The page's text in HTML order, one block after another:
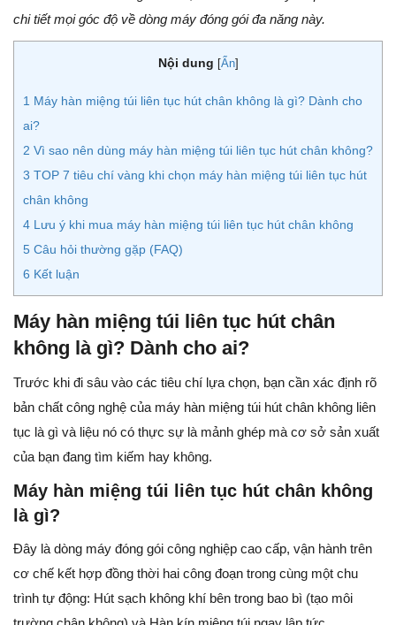
chi tiết mọi góc độ về dòng máy đóng gói đa năng này.
Nội dung [Ẩn]
1 Máy hàn miệng túi liên tục hút chân không là gì? Dành cho
ai?
2 Vì sao nên dùng máy hàn miệng túi liên tục hút chân không?
3 TOP 7 tiêu chí vàng khi chọn máy hàn miệng túi liên tục hút
chân không
4 Lưu ý khi mua máy hàn miệng túi liên tục hút chân không
5 Câu hỏi thường gặp (FAQ)
6 Kết luận
Máy hàn miệng túi liên tục hút chân
không là gì? Dành cho ai?
Trước khi đi sâu vào các tiêu chí lựa chọn, bạn cần xác định rõ
bản chất công nghệ của máy hàn miệng túi hút chân không liên
tục là gì và liệu nó có thực sự là mảnh ghép mà cơ sở sản xuất
của bạn đang tìm kiếm hay không.
Máy hàn miệng túi liên tục hút chân không
là gì?
Đây là dòng máy đóng gói công nghiệp cao cấp, vận hành trên
cơ chế kết hợp đồng thời hai công đoạn trong cùng một chu
trình tự động: Hút sạch không khí bên trong bao bì (tạo môi